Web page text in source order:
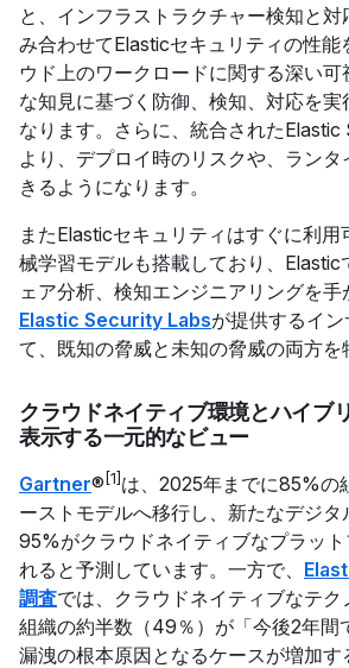
と、インフラストラクチャー検知と
み合わせてElasticセキュリティの性能
ウド上のワークロードに関する深い可
な知見に基づく防御、検知、対応を
なります。さらに、統合された
より、デプロイ時のリスクや、ラン
きるようになります。
またElasticセキュリティはすぐに利
械学習モデルも搭載しており、Elastic
ェア分析、検知エンジニアリングを手
Elastic Security Labsが提供するイ
て、既知の脅威と未知の脅威の両方を
クラウドネイティブ環境とハイブ
表示する一元的なビュー
Gartner® [1] は、2025年までに85%の
ーストモデルへ移行し、新たなデジ
95%がクラウドネイティブなプラッ
れると予測しています。一方で、
調査では、クラウドネイティブなテク
組織の約半数（49％）が「今後2年間
漏洩の根本原因となるケースが増加す